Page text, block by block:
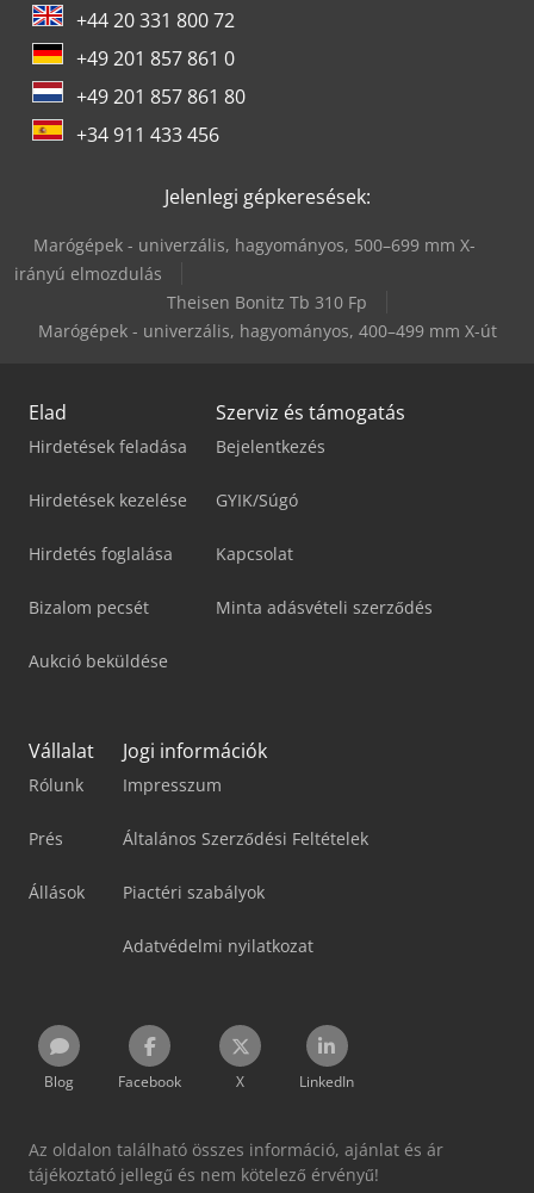
+44 20 331 800 72
+49 201 857 861 0
+49 201 857 861 80
+34 911 433 456
Jelenlegi gépkeresések:
Marógépek - univerzális, hagyományos, 500–699 mm X-
irányú elmozdulás
Theisen Bonitz Tb 310 Fp
Marógépek - univerzális, hagyományos, 400–499 mm X-út
Elad
Hirdetések feladása
Hirdetések kezelése
Hirdetés foglalása
Bizalom pecsét
Aukció beküldése
Szerviz és támogatás
Bejelentkezés
GYIK/Súgó
Kapcsolat
Minta adásvételi szerződés
Vállalat
Rólunk
Prés
Állások
Jogi információk
Impresszum
Általános Szerződési Feltételek
Piactéri szabályok
Adatvédelmi nyilatkozat
Blog Facebook X LinkedIn
Az oldalon található összes információ, ajánlat és ár
tájékoztató jellegű és nem kötelező érvényű!